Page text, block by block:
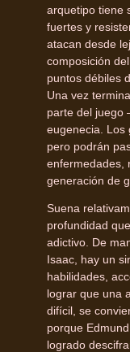
arquetipo tiene
fuertes y
atacan desde
composición
puntos débiles
Una vez
parte del
eugenecia. Los
pero podrán
enfermedades,
generación de
Suena
profundidad
adictivo. De
Isaac, hay un
habilidades,
lograr que una
difícil, se
porque
logrado